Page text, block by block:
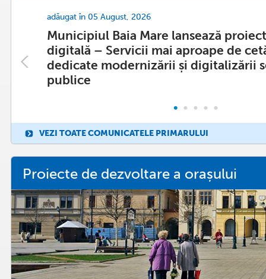
Puncte de hidratare în mai
municipiului Baia Mare
31 Iulie, 2026
Municipiul Baia Mare
estival ''Baia Mare trăiește
Citește mai departe
Primăria Baia Mare
selecție pentru membrii
Mare
03 Iulie, 2026
adăugat în 05 August, 2026
Municipiul Baia Mare lansează
digitală – Servicii mai aproape de
dedicate modernizării și digitalizării
publice
VEZI TOATE COMUNICATELE PRIMARULUI
Proiecte de dezvoltare a orașului